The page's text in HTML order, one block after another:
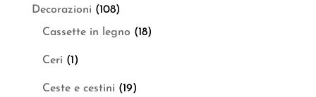
Decorazioni (108)
Cassette in legno (18)
Ceri (1)
Ceste e cestini (19)